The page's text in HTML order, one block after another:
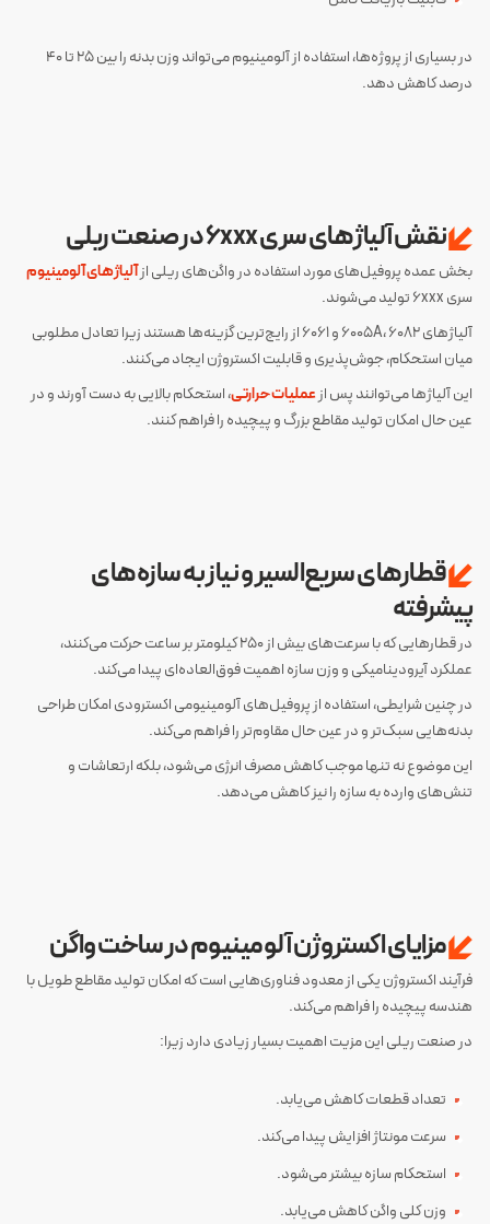
در بسیاری از پروژه‌ها، استفاده از آلومینیوم می‌تواند وزن بدنه را بین 25 تا 40
درصد کاهش دهد.
نقش آلیاژهای سری 6xxx در صنعت ریلی
بخش عمده پروفیل‌های مورد استفاده در واگن‌های ریلی ازآلیاژهای آلومینیوم
سری 6xxx تولید می‌شوند.
آلیاژهای 6005A، 6082 و 6061 از رایج‌ترین گزینه‌ها هستند زیرا تعادل مطلوبی
میان استحکام، جوش‌پذیری و قابلیت اکستروژن ایجاد می‌کنند.
این آلیاژها می‌توانند پس ازعملیات حرارتی، استحکام بالایی به دست آورند و در
عین حال امکان تولید مقاطع بزرگ و پیچیده را فراهم کنند.
قطارهای سریع‌السیر و نیاز به سازه‌های
پیشرفته
در قطارهایی که با سرعت‌های بیش از 250 کیلومتر بر ساعت حرکت می‌کنند،
عملکرد آیرودینامیکی و وزن سازه اهمیت فوق‌العاده‌ای پیدا می‌کند.
در چنین شرایطی، استفاده از پروفیل‌های آلومینیومی اکسترودی امکان طراحی
بدنه‌هایی سبک‌تر و در عین حال مقاوم‌تر را فراهم می‌کند.
این موضوع نه تنها موجب کاهش مصرف انرژی می‌شود، بلکه ارتعاشات و
تنش‌های وارده به سازه را نیز کاهش می‌دهد.
مزایای اکستروژن آلومینیوم در ساخت واگن
فرآیند اکستروژن یکی از معدود فناوری‌هایی است که امکان تولید مقاطع طویل با
هندسه پیچیده را فراهم می‌کند.
در صنعت ریلی این مزیت اهمیت بسیار زیادی دارد زیرا:
تعداد قطعات کاهش می‌یابد.
سرعت مونتاژ افزایش پیدا می‌کند.
استحکام سازه بیشتر می‌شود.
وزن کلی واگن کاهش می‌یابد.